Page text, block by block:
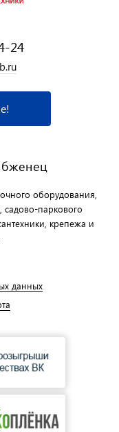
24
оборудования,
садово-паркового
крепежа и
данных